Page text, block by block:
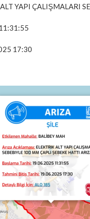
ALT YAPI ÇALIŞMALARI
17:30